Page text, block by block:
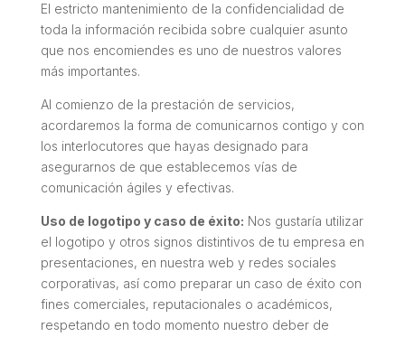
El estricto mantenimiento de la confidencialidad de
toda la información recibida sobre cualquier asunto
que nos encomiendes es uno de nuestros valores
más importantes.
Al comienzo de la prestación de servicios,
acordaremos la forma de comunicarnos contigo y con
los interlocutores que hayas designado para
asegurarnos de que establecemos vías de
comunicación ágiles y efectivas.
Uso de logotipo y caso de éxito: Nos gustaría utilizar
el logotipo y otros signos distintivos de tu empresa en
presentaciones, en nuestra web y redes sociales
corporativas, así como preparar un caso de éxito con
fines comerciales, reputacionales o académicos,
respetando en todo momento nuestro deber de